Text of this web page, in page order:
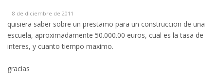
8 de diciembre de 2011
quisiera saber sobre un prestamo para un construccion de una
escuela, aproximadamente 50.000.00 euros, cual es la tasa de
interes, y cuanto tiempo maximo.
gracias